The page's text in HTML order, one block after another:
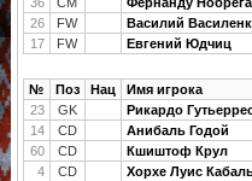
26
FW Василий
17
FW Евгений Юдчиц
№ Поз Нац Имя игрока
23
GK Рикардо
14
CD Анибаль Годой
60
CD Кшиштоф Крул
4
CD Хорхе Луис